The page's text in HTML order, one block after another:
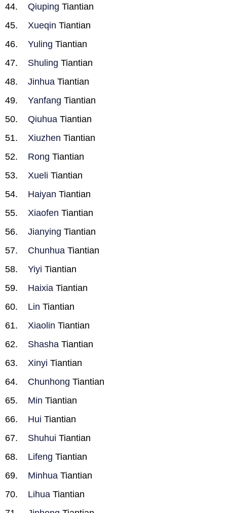
Qiuping Tiantian
Xueqin Tiantian
Yuling Tiantian
Shuling Tiantian
Jinhua Tiantian
Yanfang Tiantian
Qiuhua Tiantian
Xiuzhen Tiantian
Rong Tiantian
Xueli Tiantian
Haiyan Tiantian
Xiaofen Tiantian
Jianying Tiantian
Chunhua Tiantian
Yiyi Tiantian
Haixia Tiantian
Lin Tiantian
Xiaolin Tiantian
Shasha Tiantian
Xinyi Tiantian
Chunhong Tiantian
Min Tiantian
Hui Tiantian
Shuhui Tiantian
Lifeng Tiantian
Minhua Tiantian
Lihua Tiantian